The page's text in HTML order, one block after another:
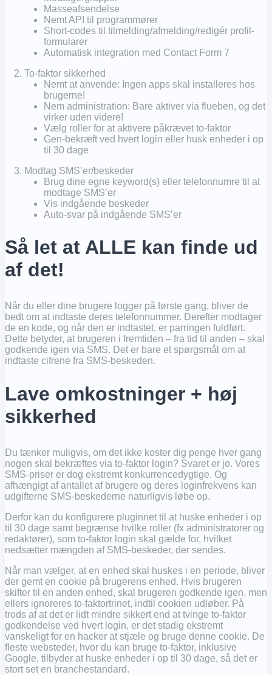
Masseafsendelse
Nemt API til programmører
Short-codes til tilmelding/afmelding/redigér profil-
formularer
Automatisk integration med Contact Form 7
To-faktor sikkerhed
Nemt at anvende: Ingen apps skal installeres hos
brugerne!
Nem administration: Bare aktiver via flueben, og det
virker uden videre!
Vælg roller for at aktivere påkrævet to-faktor
Gen-bekræft ved hvert login eller husk enheder i op
til 30 dage
Modtag SMS’er/beskeder
Brug dine egne keyword(s) eller telefonnumre til at
modtage SMS’er
Vis indgående beskeder
Auto-svar på indgående SMS’er
Så let at ALLE kan finde ud
af det!
Når du eller dine brugere logger på første gang, bliver de
bedt om at indtaste deres telefonnummer. Derefter modtager
de en kode, og når den er indtastet, er parringen fuldført.
Dette betyder, at brugeren i fremtiden – fra tid til anden – skal
godkende igen via SMS. Det er bare et spørgsmål om at
indtaste cifrene fra SMS-beskeden.
Lave omkostninger + høj
sikkerhed
Du tænker muligvis, om det ikke koster dig penge hver gang
nogen skal bekræftes via to-faktor login? Svaret er jo. Vores
SMS-priser er dog ekstremt konkurrencedygtige. Og
afhængigt af antallet af brugere og deres loginfrekvens kan
udgifterne SMS-beskederne naturligvis løbe op.
Derfor kan du konfigurere pluginnet til at huske enheder i op
til 30 dage samt begrænse hvilke roller (fx administratorer og
redaktører), som to-faktor login skal gælde for, hvilket
nedsætter mængden af ​​SMS-beskeder, der sendes.
Når man vælger, at en enhed skal huskes i en periode, bliver
der gemt en cookie på brugerens enhed. Hvis brugeren
skifter til en anden enhed, skal brugeren godkende igen, men
ellers ignoreres to-faktortrinet, indtil cookien udløber. På
trods af at det er lidt mindre sikkert end at tvinge to-faktor
godkendelse ved hvert login, er det stadig ekstremt
vanskeligt for en hacker at stjæle og bruge denne cookie. De
fleste websteder, hvor du kan bruge to-faktor, inklusive
Google, tilbyder at huske enheder i op til 30 dage, så det er
stort set en branchestandard.